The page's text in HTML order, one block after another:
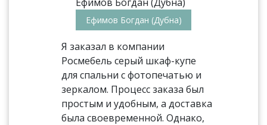
Ефимов Богдан (Дубна)
Я заказал в компании
Росмебель серый шкаф-купе
для спальни с фотопечатью и
зеркалом. Процесс заказа был
простым и удобным, а доставка
была своевременной. Однако,